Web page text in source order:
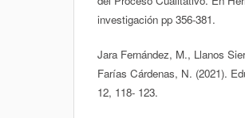
investigación pp 356-381.
Jara Fernández, M., Llanos
Farías Cárdenas, N. (2021).
12, 118- 123.